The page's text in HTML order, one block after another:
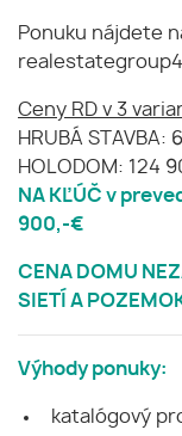
Ponuku nájdete
Ceny RD v 3
HRUBÁ STAVBA:
HOLODOM: 124
NA KĽÚČ v
900,-€
CENA DOMU
SIETÍ A
Výhody ponuky:
katalógový